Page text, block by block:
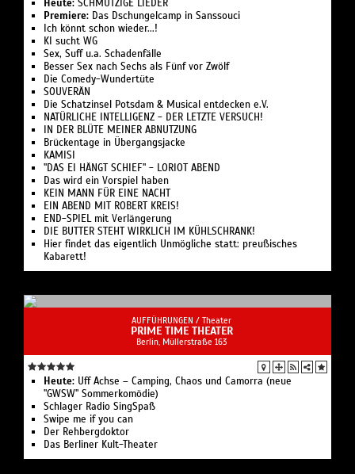
Heute: SCHMUTZIGE LIEDER
Premiere: Das Dschungelcamp in Sanssouci
Ich könnt schon wieder...!
KI sucht WG
Sex, Suff u.a. Schadenfälle
Besser Sex nach Sechs als Fünf vor Zwölf
Die Comedy-Wundertüte
SOUVERÄN
Die Schatzinsel Potsdam & Musical entdecken e.V.
NATÜRLICHE INTELLIGENZ - DER LETZTE VERSUCH!
IN DER BLÜTE MEINER ABNUTZUNG
Brückentage in Übergangsjacke
KAMISI
"DAS EI HÄNGT SCHIEF" - LORIOT ABEND
Das wird ein Vorspiel haben
KEIN MANN FÜR EINE NACHT
EIN ABEND MIT ROBERT KREIS!
END-SPIEL mit Verlängerung
DIE BUTTER STEHT WIRKLICH IM KÜHLSCHRANK!
Hier findet das eigentlich Unmögliche statt: preußisches
Kabarett!
AUFFÜHRUNGEN / Theater
PRIME TIME THEATER
Berlin, ​Müllerstraße 163
Heute: Uff Achse – Camping, Chaos und Camorra (neue
"GWSW" Sommerkomödie)
Schlager Radio SingSpaß
Swipe me if you can
Der Rehbergdoktor
Das Berliner Kult-Theater